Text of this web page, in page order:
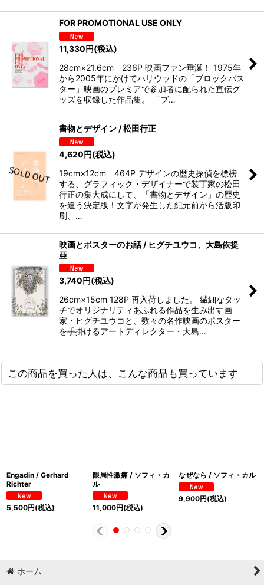
FOR PROMOTIONAL USE ONLY
11,330円(税込)
28cm×21.6cm 236P 映画ファン垂涎！ 1975年
から2005年にかけてハリウッドの「ブロックバス
ター」映画のプレミアで参加者に配られた宣伝グ
ッズを収録した作品集。 「ブ…
書物とデザイン / 松田行正
4,620円(税込)
19cm×12cm 464P デザインの歴史探偵を標榜
する、グラフィック・デザイナーで装丁家の松田
行正の集大成にして、「書物とデザイン」の歴史
を追う決定版！文字が発生した紀元前から活版印
刷、…
映画とポスターのお話 / ヒグチユウコ、大島依提
亜
3,740 円(税込)
26cm×15cm 128P 再入荷しました。 繊細なタッ
チでオリジナリティあふれる作品を生み出す画
家・ヒグチユウコと、数々の名作映画のポスター
を手掛けるアートディレクター・大島…
この商品を買った人は、こんな商品も買っています
Engadin / Gerhard
Richter
5,500円(税込)
限局性激痛 / ソフィ・カ
ル
11,000円(税込)
なぜなら / ソフィ・カル
9,900円(税込)
ホーム